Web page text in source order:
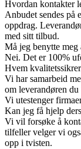
Hvordan kontakter
Anbudet sendes på
oppdrag.
med sitt tilbud.
Må jeg benytte meg
Nei. Det er 100%
Hvem
Vi har samarbeid
om leverandøren
Vi utestenger
Kan jeg få hjelp
Vi vil forsøke å
tilfeller velger vi
opp i tvisten.